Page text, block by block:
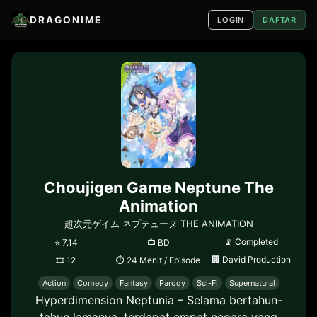
DRAGONIME LOGIN DAFTAR
Choujigen Game Neptune The
Animation
超次元ゲイム ネプテューヌ THE ANIMATION
⭐ 7.14 📺 BD 📡 Completed
🎞12 ⏱ 24 Menit / Episode 🏢 David Production
Action Comedy Fantasy Parody Sci-Fi Supernatural
Hyperdimension Neptunia – Selama bertahun-